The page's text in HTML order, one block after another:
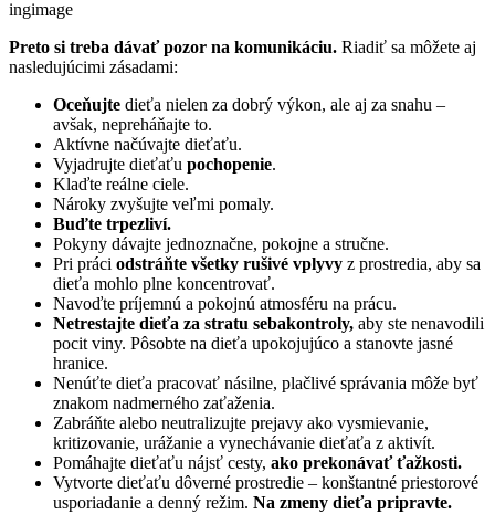
ingimage
Preto si treba dávať pozor na komunikáciu. Riadiť sa môžete aj
nasledujúcimi zásadami:
Oceňujte dieťa nielen za dobrý výkon, ale aj za snahu –
avšak, nepreháňajte to.
Aktívne načúvajte dieťaťu.
Vyjadrujte dieťaťu pochopenie.
Klaďte reálne ciele.
Nároky zvyšujte veľmi pomaly.
Buďte trpezliví.
Pokyny dávajte jednoznačne, pokojne a stručne.
Pri práci odstráňte všetky rušivé vplyvy z prostredia, aby sa
dieťa mohlo plne koncentrovať.
Navoďte príjemnú a pokojnú atmosféru na prácu.
Netrestajte dieťa za stratu sebakontroly, aby ste nenavodili
pocit viny. Pôsobte na dieťa upokojujúco a stanovte jasné
hranice.
Nenúťte dieťa pracovať násilne, plačlivé správania môže byť
znakom nadmerného zaťaženia.
Zabráňte alebo neutralizujte prejavy ako vysmievanie,
kritizovanie, urážanie a vynechávanie dieťaťa z aktivít.
Pomáhajte dieťaťu nájsť cesty, ako prekonávať ťažkosti.
Vytvorte dieťaťu dôverné prostredie – konštantné priestorové
usporiadanie a denný režim. Na zmeny dieťa pripravte.